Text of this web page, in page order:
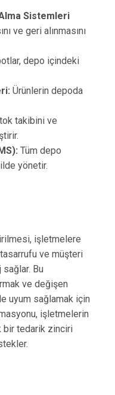
Sistemleri
ve geri alınmasını
depo içindeki
Ürünlerin depoda
takibini ve
Tüm depo
yönetir.
işletmelere
ve müşteri
Bu
ve değişen
uyum sağlamak için
işletmelerin
bir tedarik zinciri